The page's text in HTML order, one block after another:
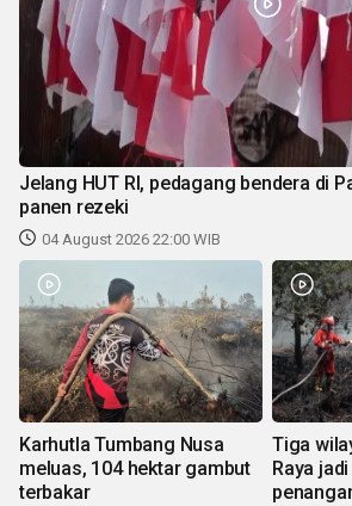
Jelang HUT RI, pedagang bendera di
panen rezeki
04 August 2026 22:00 WIB
Karhutla Tumbang Nusa
meluas, 104 hektar gambut
terbakar
Tiga
Raya